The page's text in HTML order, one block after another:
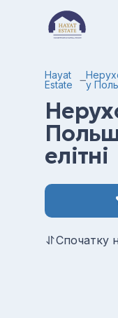
Hayat
Estate
у
елітні
Спочатку